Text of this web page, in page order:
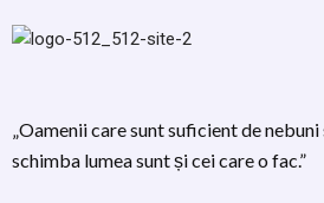
„Oamenii care sunt suficient de
schimba lumea sunt și cei care o fac.”